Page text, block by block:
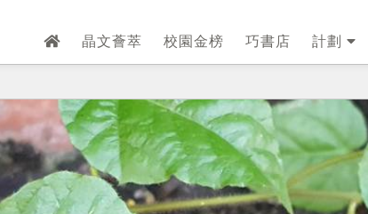
晶文薈萃 校園金榜 巧書店 計劃